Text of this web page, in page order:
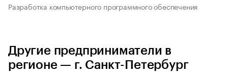
Разработка компьютерного программного обеспечения
Другие предприниматели в
регионе — г. Санкт-Петербург